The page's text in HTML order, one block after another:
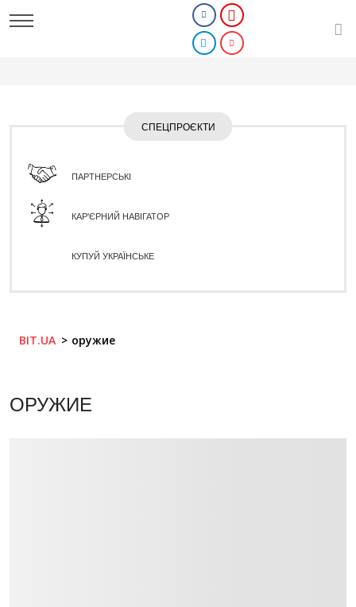
СПЕЦПРОЄКТИ
ПАРТНЕРСЬКІ
КАР'ЄРНИЙ НАВІГАТОР
КУПУЙ УКРАЇНСЬКЕ
BIT.UA оружие
ОРУЖИЕ